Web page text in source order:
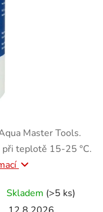
Master Tools.
při teplotě 15-25 °C.
Skladem (>5 ks)